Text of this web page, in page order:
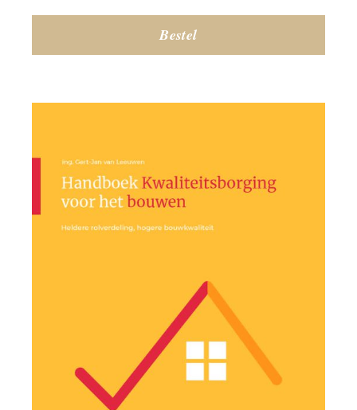
Bestel